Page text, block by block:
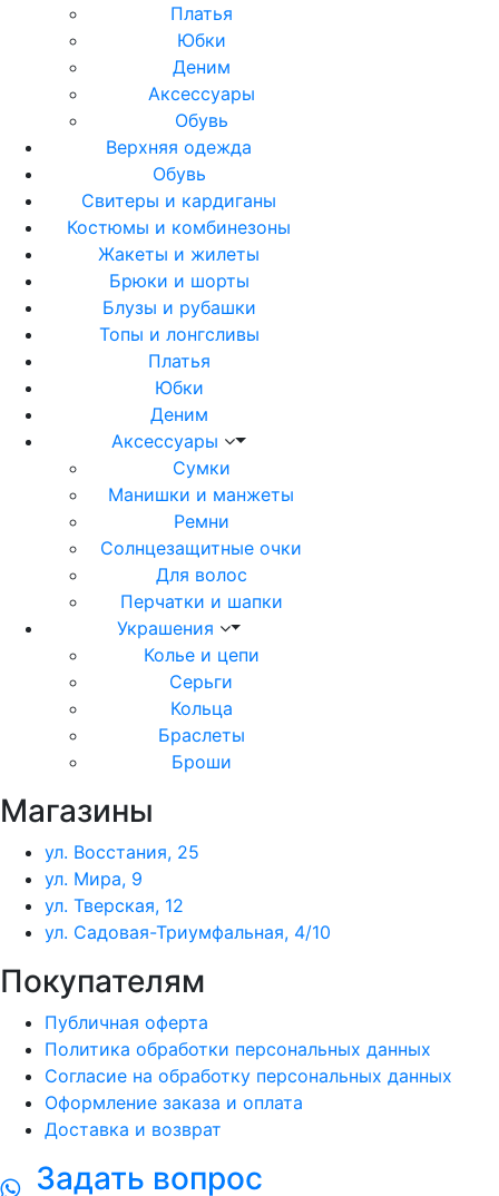
Платья
Юбки
Деним
Аксессуары
Обувь
Верхняя одежда
Обувь
Свитеры и кардиганы
Костюмы и комбинезоны
Жакеты и жилеты
Брюки и шорты
Блузы и рубашки
Топы и лонгсливы
Платья
Юбки
Деним
Аксессуары
Сумки
Манишки и манжеты
Ремни
Солнцезащитные очки
Для волос
Перчатки и шапки
Украшения
Колье и цепи
Серьги
Кольца
Браслеты
Броши
Магазины
ул. Восстания, 25
ул. Мира, 9
ул. Тверская, 12
ул. Садовая-Триумфальная, 4/10
Покупателям
Публичная оферта
Политика обработки персональных данных
Согласие на обработку персональных данных
Оформление заказа и оплата
Доставка и возврат
Задать вопрос